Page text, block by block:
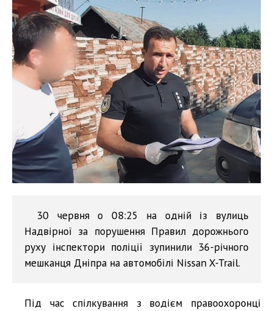
30 червня о 08:25 на одній із вулиць
Надвірної за порушення Правил дорожнього
руху інспектори поліції зупинили 36-річного
мешканця Дніпра на автомобілі Nissan X-Trail.
Під час спілкування з водієм правоохоронці